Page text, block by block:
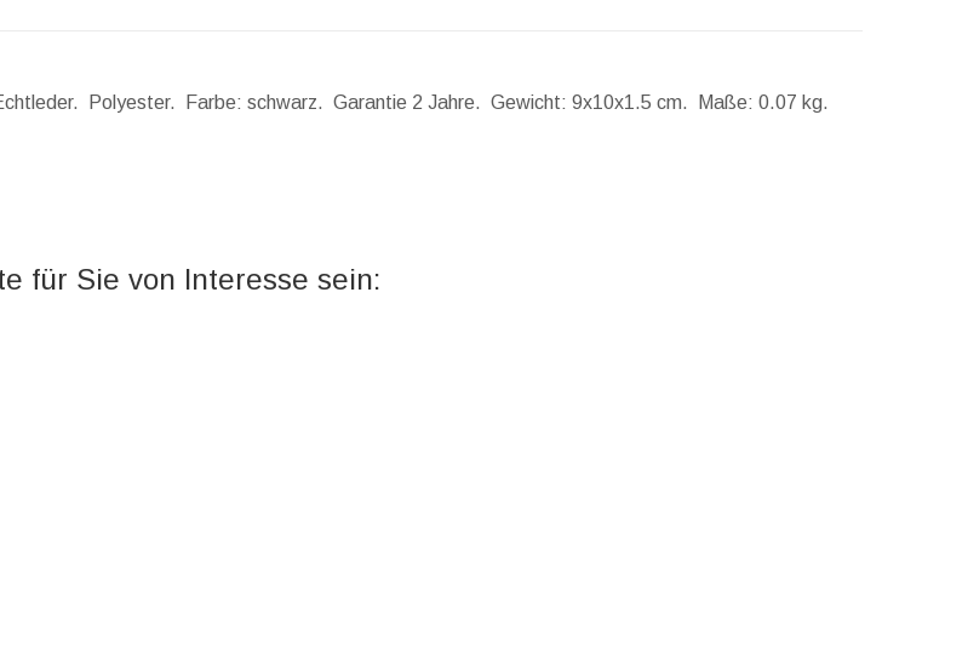
Polyester. Farbe: schwarz. Garantie 2 Jahre. Gewicht: 9x10x1.5 cm. Maße: 0.07 kg.
für Sie von Interesse sein: